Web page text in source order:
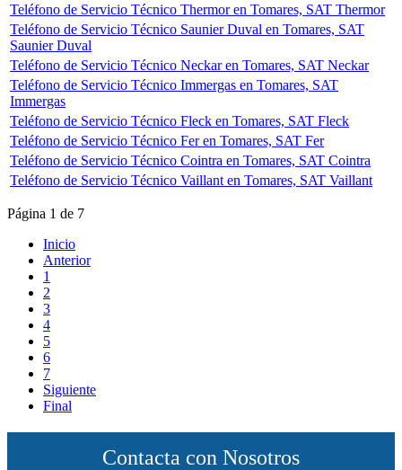
Teléfono de Servicio Técnico Thermor en Tomares, SAT Thermor
Teléfono de Servicio Técnico Saunier Duval en Tomares, SAT
Saunier Duval
Teléfono de Servicio Técnico Neckar en Tomares, SAT Neckar
Teléfono de Servicio Técnico Immergas en Tomares, SAT
Immergas
Teléfono de Servicio Técnico Fleck en Tomares, SAT Fleck
Teléfono de Servicio Técnico Fer en Tomares, SAT Fer
Teléfono de Servicio Técnico Cointra en Tomares, SAT Cointra
Teléfono de Servicio Técnico Vaillant en Tomares, SAT Vaillant
Página 1 de 7
Inicio
Anterior
1
2
3
4
5
6
7
Siguiente
Final
Contacta con Nosotros